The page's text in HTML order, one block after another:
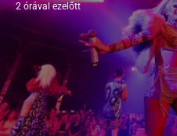
2 órával ezelőtt